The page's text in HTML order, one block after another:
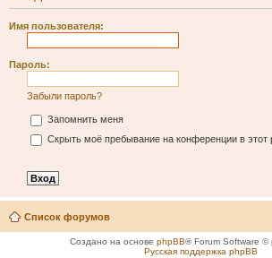
Имя пользователя:
Пароль:
Забыли пароль?
Запомнить меня
Скрыть моё пребывание на конференции в этот
Список форумов
Создано на основе phpBB® Forum Software ©
Русская поддержка phpBB